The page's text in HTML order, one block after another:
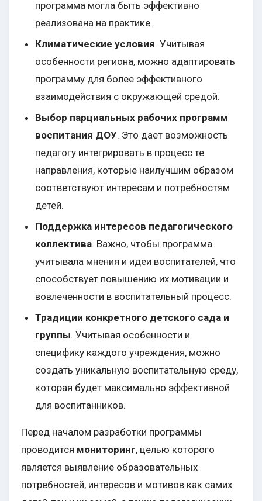
программа могла быть эффективно
реализована на практике.
Климатические условия. Учитывая
особенности региона, можно адаптировать
программу для более эффективного
взаимодействия с окружающей средой.
Выбор парциальных рабочих программ
воспитания ДОУ. Это дает возможность
педагогу интегрировать в процесс те
направления, которые наилучшим образом
соответствуют интересам и потребностям
детей.
Поддержка интересов педагогического
коллектива. Важно, чтобы программа
учитывала мнения и идеи воспитателей, что
способствует повышению их мотивации и
вовлеченности в воспитательный процесс.
Традиции конкретного детского сада и
группы. Учитывая особенности и
специфику каждого учреждения, можно
создать уникальную воспитательную среду,
которая будет максимально эффективной
для воспитанников.
Перед началом разработки программы
проводится мониторинг, целью которого
является выявление образовательных
потребностей, интересов и мотивов как самих